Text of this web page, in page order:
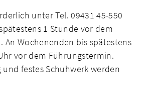
unter Tel. 09431 45-550
1 Stunde vor dem
An Wochenenden bis spätestens
vor dem Führungstermin.
festes Schuhwerk werden